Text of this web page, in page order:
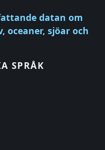
datan om
oceaner, sjöar och
SPRÅK